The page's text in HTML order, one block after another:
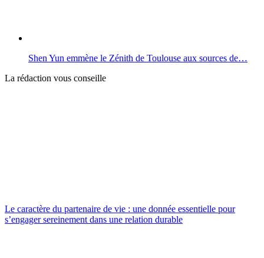
Shen Yun emmène le Zénith de Toulouse aux sources de…
La rédaction vous conseille
Le caractère du partenaire de vie : une donnée essentielle pour
s’engager sereinement dans une relation durable